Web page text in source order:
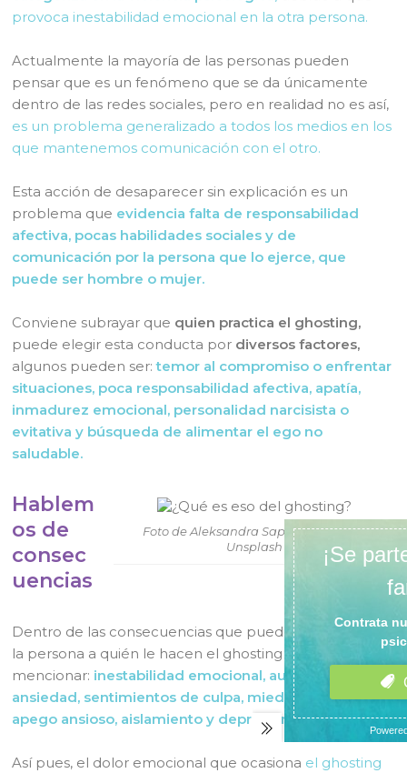
provoca inestabilidad emocional en la otra persona.
Actualmente la mayoría de las personas pueden
pensar que es un fenómeno que se da únicamente
dentro de las redes sociales, pero en realidad no es así,
es un problema generalizado a todos los medios en los
que mantenemos comunicación con el otro.
Esta acción de desaparecer sin explicación es un
problema que evidencia falta de responsabilidad
afectiva, pocas habilidades sociales y de
comunicación por la persona que lo ejerce, que
puede ser hombre o mujer.
Conviene subrayar que quien practica el ghosting,
puede elegir esta conducta por diversos factores,
algunos pueden ser:temor al compromiso o enfrentar
situaciones, poca responsabilidad afectiva, apatía,
inmadurez emocional, personalidad narcisista o
evitativa y búsqueda de alimentar el ego no
saludable.
Foto de Aleksandra Sapozhnikova en
Unsplash
Hablem
os de
consec
uencias
Dentro de las consecuencias que puede experimentar
la persona a quién le hacen el ghosting se puede
mencionar: inestabilidad emocional, autoestima baja,
ansiedad, sentimientos de culpa, miedo al rechazo,
apego ansioso, aislamiento y depresión.
Así pues, el dolor emocional que ocasiona el ghosting